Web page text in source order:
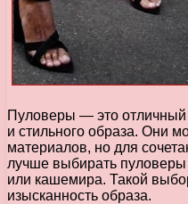
Пуловеры — это отличный
и стильного образа. Они
материалов, но для
лучше выбирать пуловеры
или кашемира. Такой
изысканность образа.